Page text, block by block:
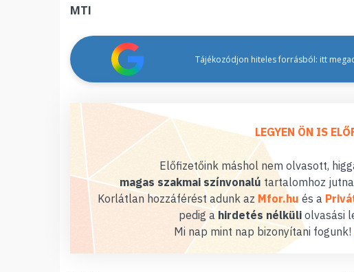
MTI
Tájékozódjon hiteles forrásból: itt
LEGYEN ÖN IS
Előfizetőink máshol nem olvasott,
magas szakmai színvonalú tartalomhoz
Korlátlan hozzáférést adunk az Mfor.hu és a
pedig ahirdetés nélküliolvasási
Mi nap mint nap bizonyítani fogunk!